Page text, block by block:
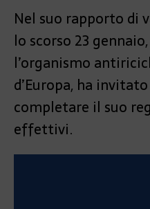
Nel suo rapporto di
lo scorso 23
l’organismo
d’Europa, ha
completare il suo
effettivi.